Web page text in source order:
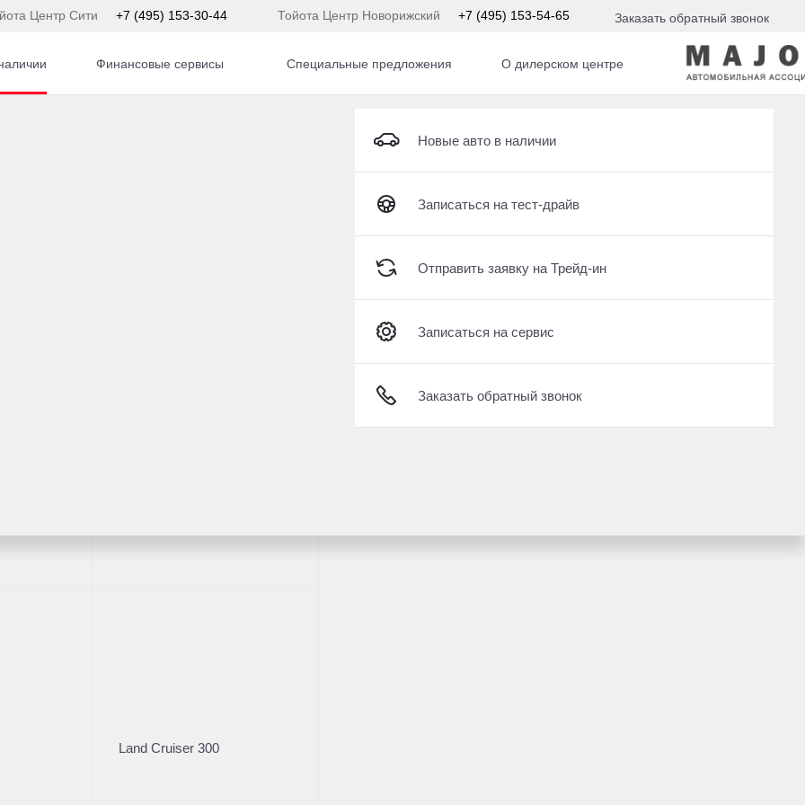
Центр Сити +7 (495) 153-30-44 Тойота Центр Новорижский +7 (495) 153-54-65 Заказать обратный звонок
Land Cruiser 300
Получить консультацию по кредиту
Отправить заявку на Трейд-ин
Записаться на сервис
Заказать обратный звонок
Финансовые сервисы
Рассчитать кредит
Записаться на сервис
Отправить заявку на Трейд-ин
Заказать обратный звонок
Специальные предложения О дилерском центре
Новые авто в наличии
Записаться на тест-драйв
Отправить заявку на Трейд-ин
Записаться на сервис
Заказать обратный звонок